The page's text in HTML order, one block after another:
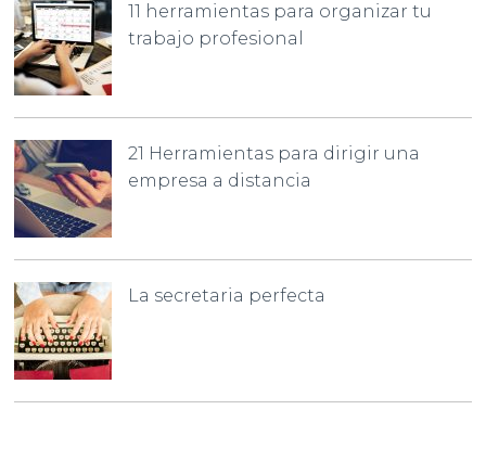
11 herramientas para organizar tu
trabajo profesional
21 Herramientas para dirigir una
empresa a distancia
La secretaria perfecta